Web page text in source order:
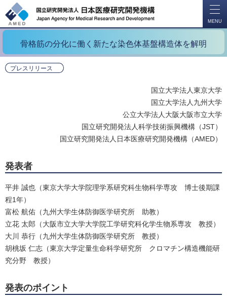
MENU
骨格筋の分化に働く新たな染色体基盤構造体を解明
プレスリリース
国立大学法人東京大学
国立大学法人九州大学
公立大学法人大阪大阪市立大学
国立研究開発法人科学技術振興機構（JST）
国立研究開発法人日本医療研究開発機構（AMED）
発表者
平井 誠也（東京大学大学院理学系研究科生物科学専攻 博士後期課
程1年）
富松 航佑（九州大学生体防御医学研究所 助教）
立花 太郎（大阪市立大学大学院工学研究科化学生物系専攻 教授）
大川 恭行（九州大学生体防御医学研究所 教授）
胡桃坂 仁志（東京大学定量生命科学研究所 クロマチン構造機能研
究分野 教授）
発表のポイント